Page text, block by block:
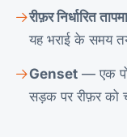
रीफ़र निर्धारित
यह भराई के समय तय
Genset — एक
सड़क पर रीफ़र को